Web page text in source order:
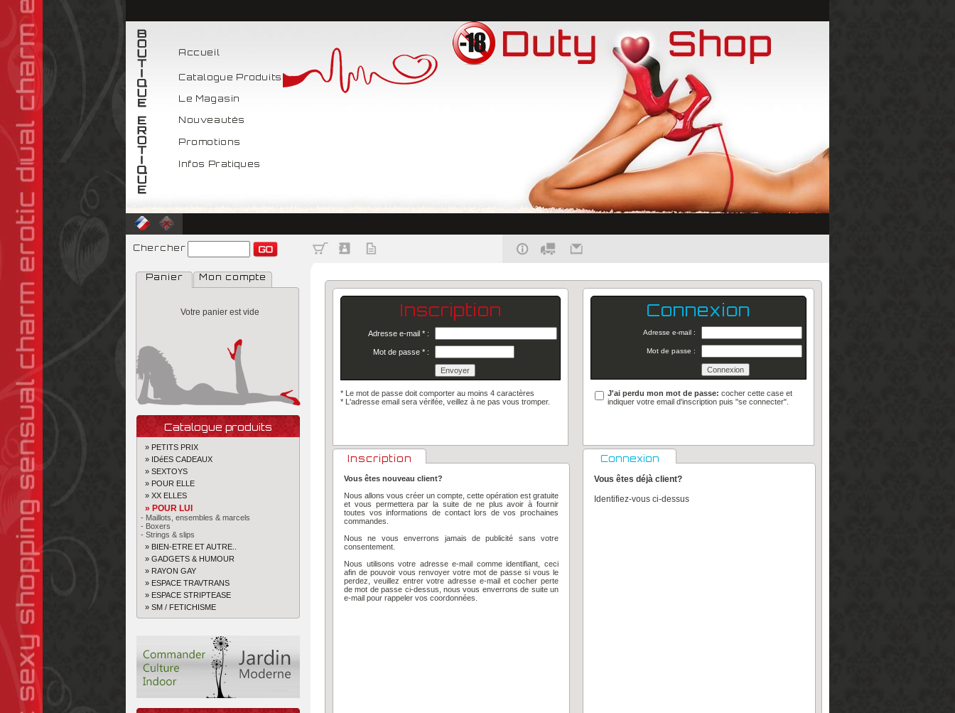
Accueil
Catalogue Produits
Le Magasin
Nouveautés
Promotions
Infos Pratiques
Chercher
Panier Mon compte
Votre panier est vide
Catalogue produits
» PETITS PRIX
» IDéES CADEAUX
» SEXTOYS
» POUR ELLE
» XX ELLES
» POUR LUI
- Maillots, ensembles & marcels
- Boxers
- Strings & slips
» BIEN-ETRE ET AUTRE..
» GADGETS & HUMOUR
» RAYON GAY
» ESPACE TRAVTRANS
» ESPACE STRIPTEASE
» SM / FETICHISME
Inscription
Adresse e-mail * :
Mot de passe * :
* Le mot de passe doit comporter au moins 4 caractères
* L'adresse email sera vérifée, veillez à ne pas vous tromper.
Inscription
Vous êtes nouveau client?
Nous allons vous créer un compte, cette opération est gratuite
et vous permettera par la suite de ne plus avoir à fournir
toutes vos informations de contact lors de vos prochaines
commandes.
Nous ne vous enverrons jamais de publicité sans votre
consentement.
Nous utilisons votre adresse e-mail comme identifiant, ceci
afin de pouvoir vous renvoyer votre mot de passe si vous le
perdez, veuillez entrer votre adresse e-mail et cocher perte
de mot de passe ci-dessus, nous vous enverrons de suite un
e-mail pour rappeler vos coordonnées.
Connexion
Adresse e-mail :
Mot de passe :
J'ai perdu mon mot de passe: cocher cette case et
indiquer votre email d'inscription puis "se connecter".
Connexion
Vous êtes déjà client?
Identifiez-vous ci-dessus